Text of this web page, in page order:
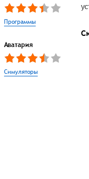
Программы
Аватария
Симуляторы